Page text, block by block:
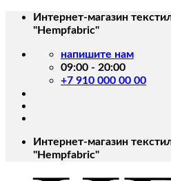
Skip
Интернет-магазин
"Hempfabric"
напишите нам
09:00 - 20:00
+7 910 000 00 00
Интернет-магазин
"Hempfabric"